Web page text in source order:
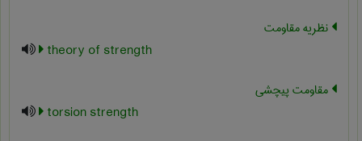
نظریه مقاومت
theory of strength
مقاومت پیچشی
torsion strength